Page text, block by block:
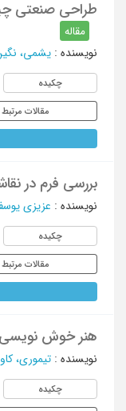
طراحی صنعتی
مقاله
نویسنده : یشمی،
چکیده
مقالات مرتبط
بررسی فرم در
نویسنده : عزیزی
چکیده
مقالات مرتبط
هنر خوش
نویسنده : تیموری،
چکیده